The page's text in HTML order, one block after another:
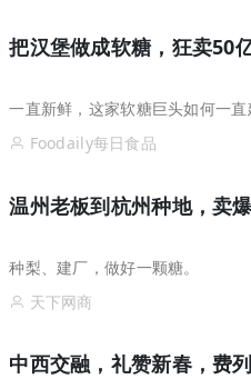
把汉堡做成软糖，狂卖50
一直新鲜，这家软糖巨头如何一直
Foodaily每日食品
温州老板到杭州种地，卖
种梨、建厂，做好一颗糖。
天下网商
中西交融，礼赞新春，费